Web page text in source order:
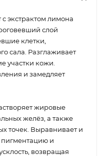
экстрактом лимона
слой
клетки,
сала. Разглаживает
участки кожи.
и замедляет
жировые
желёз, а также
точек. Выравнивает и
пигментацию и
возвращая